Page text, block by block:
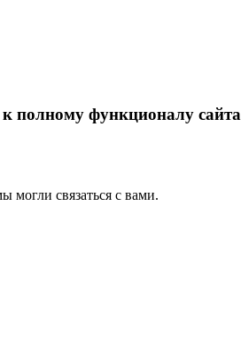
к полному функционалу сайта
могли связаться с вами.